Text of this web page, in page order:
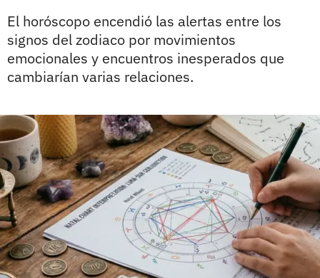
El horóscopo encendió las alertas entre los
signos del zodiaco por movimientos
emocionales y encuentros inesperados que
cambiarían varias relaciones.